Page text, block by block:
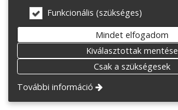
Funkcionális (szükséges)
Mindet elfogadom
Kiválasztottak mentése
Csak a szükségesek
További információ